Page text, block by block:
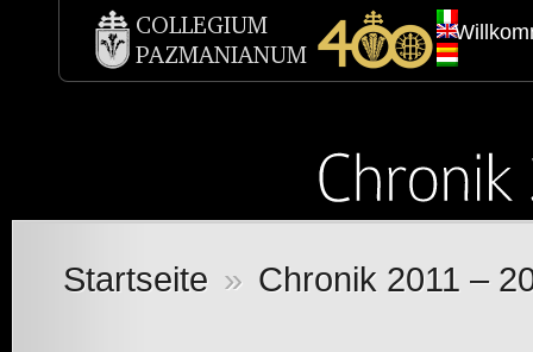
Startseite » Chronik 2011 –